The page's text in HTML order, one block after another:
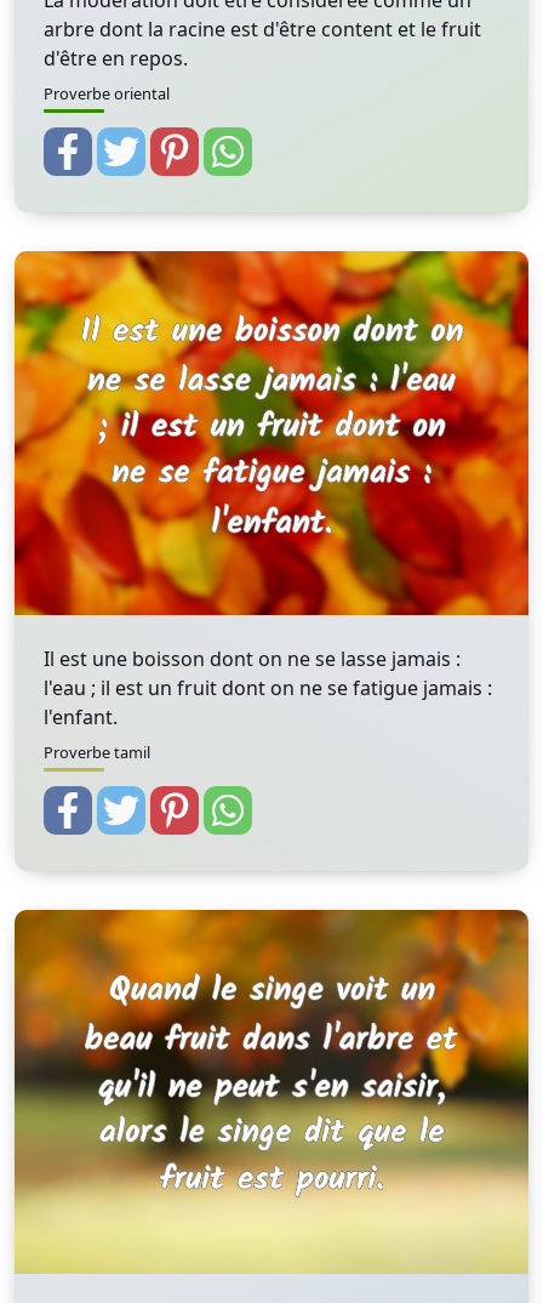
arbre dont la racine est d'être content et le fruit
d'être en repos.
Proverbe oriental
Il est une boisson dont on ne se lasse jamais :
l'eau ; il est un fruit dont on ne se fatigue jamais :
l'enfant.
Proverbe tamil